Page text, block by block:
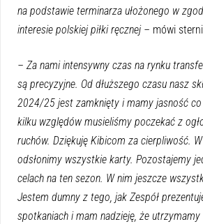
na podstawie terminarza ułożonego w
interesie polskiej piłki ręcznej – mówi
– Za nami intensywny czas na rynku
są precyzyjne. Od dłuższego czasu nasz
2024/25 jest zamknięty i mamy jasność
kilku względów musieliśmy poczekać z
ruchów. Dziękuję Kibicom za cierpliwość.
odsłonimy wszystkie karty. Pozostajemy
celach na ten sezon. W nim jeszcze
Jestem dumny z tego, jak Zespół
spotkaniach i mam nadzieję, że